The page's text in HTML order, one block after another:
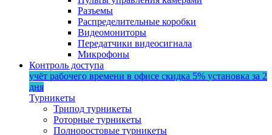
Разъемы
Распределительные коробки
Видеомониторы
Передатчики видеосигнала
Микрофоны
Контроль доступа
учёт рабочего времени в офисе скидка 5% установка за 2
дня
Турникеты
Трипод турникеты
Роторные турникеты
Полноростовые турникеты